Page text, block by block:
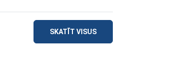
SKATĪT VISUS